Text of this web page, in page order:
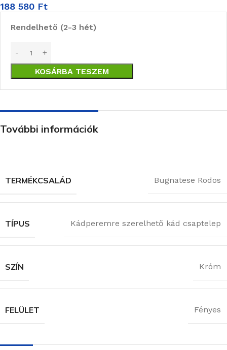
188 580 Ft
Rendelhető (2-3 hét)
KOSÁRBA TESZEM
További információk
TERMÉKCSALÁD Bugnatese Rodos
TÍPUS Kádperemre szerelhető kád csaptelep
SZÍN Króm
FELÜLET Fényes